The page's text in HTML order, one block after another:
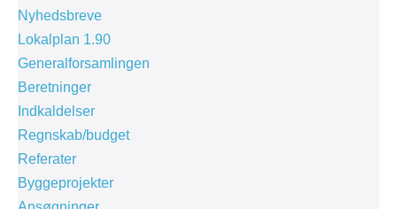
Nyhedsbreve
Lokalplan 1.90
Generalforsamlingen
Beretninger
Indkaldelser
Regnskab/budget
Referater
Byggeprojekter